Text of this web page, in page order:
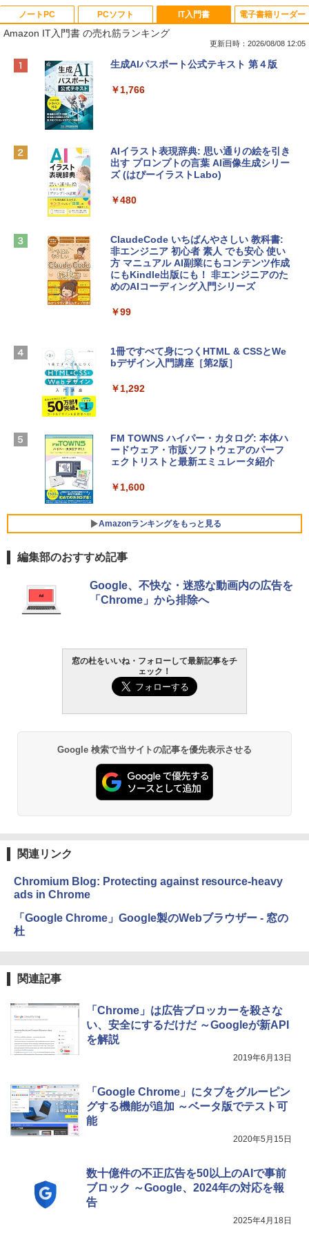
ノートPC
Apple 2026 MacBook Neo A18 Proチッ
e Intelligenceのために設計、Liquid Ret
￥119,800
ンケース Dell NEC Lavie ASUS HP dyna
￥2,952
Apple 2026 MacBook Air M5チップ搭載
13インチノートブック：AIとApple Intell
スプレイ、16GBユニファイドメモリ、1
D - シルバー
SSD インテル Core 5
￥129,800
Core i5/16GB/SSD 512GB/ホワイト) FM
VWK3E15W_AZ
￥139,880
PCソフト
Robloxギフトカード - 800 Robux 【限
インゲームコード】 ロブロックス | オン
Robloxギフトカード - 1000 Robux 【限
定バーチャルアイテムを含む】 【オンラ
ラインコード版
Microsoft Office Home & Business 202
4(最新 永続版)|オンラインコード版|Wind
ows11、10/mac対応|PC2台
￥39,582
Robloxギフトカード - 2,000 Robux 【限
定バーチャルアイテムを含む】 【オンラ
ラインコード版
Windows版 | Minecraft (マインクラフ
ト): Java & Bedrock Edition | オンライ
IT入門書
Amazon IT入門書 の売れ筋ランキング
更新日時：2026/08/08 12:05
生成AIパスポート公式テキスト 第４版
￥1,766
AIイラスト表現辞典: 思い通りの絵を引き
出す プロンプトの言葉 AI画像生成シリー
ズ (はぴーイラストLabo)
￥480
ClaudeCode いちばんやさしい 教科書:
非エンジニア 初心者 素人 でも安心 使い
方 マニュアル AI副業にもコンテンツ作成
にもKindle出版にも！ 非エンジニアのた
めのAIコーディング入門シリーズ
￥99
1冊ですべて身につくHTML & CSSとWe
bデザイン入門講座［第2版］
￥1,292
FM TOWNS ハイパー・カタログ: 本体ハ
ードウェア・市販ソフトウェアのパーフ
ェクトリストと最新エミュレータ紹介
￥1,600
Amazonランキングをもっと見る
電子書籍リーダー
Amazon Kindle Paperwhite (16GB) 7イ
ンチディスプレイ、色調調節ライト、12
週間持続バッテリー、広告なし、ブラッ
Amazon Kindle - 目に優しい、かさばら
ない、大きな画面で読みやすい、6週間持
書籍リーダー、ブラック、16GB、広告な
￥16,980
Kindle Paperwhite シグニチャーエディ
ション (32GB) 7インチディスプレイ、明
るさ自動調整、色調調節ライト、12週間
ージ、防水、7インチカラーディスプレ
イ、色調調節ライト、最大8週間持続バッ
New Amazon Kindle Scribe Colorsoft |
11インチカラーディスプレイ、64GBスト
レージ、ノート機能搭載、明るさ自動調
￥115,980
編集部のおすすめ記事
Google、不快な・迷惑な動画内の広告を
「Chrome」から排除へ
窓の杜をいいね・フォローして最新記事をチ
ェック！
Google 検索で当サイトの記事を優先表示させる
関連リンク
Chromium Blog: Protecting against resource-heavy
ads in Chrome
「Google Chrome」Google製のWebブラウザー - 窓の
杜
関連記事
「Chrome」は広告ブロッカーを殺さな
い、安全にするだけだ ～Googleが新API
を解説
2019年6月13日
「Google Chrome」にタブをグルーピン
グする機能が追加 ～ベータ版でテスト可
能
2020年5月15日
数十億件の不正広告を50以上のAIで事前
ブロック ～Google、2024年の対応を報
告
2025年4月18日